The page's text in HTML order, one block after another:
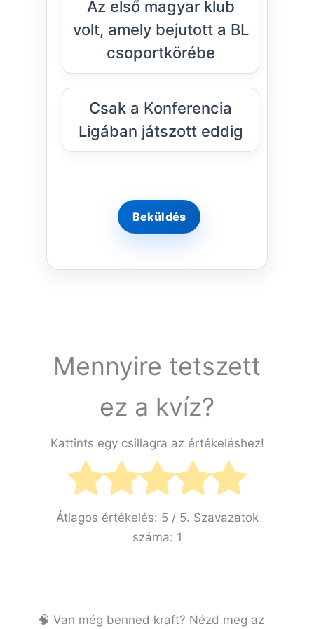
Az első magyar klub
volt, amely bejutott a BL
csoportkörébe
Csak a Konferencia
Ligában játszott eddig
Mennyire tetszett
ez a kvíz?
Kattints egy csillagra az értékeléshez!
Átlagos értékelés: 5 / 5. Szavazatok
száma: 1
🧠 Van még benned kraft? Nézd meg az